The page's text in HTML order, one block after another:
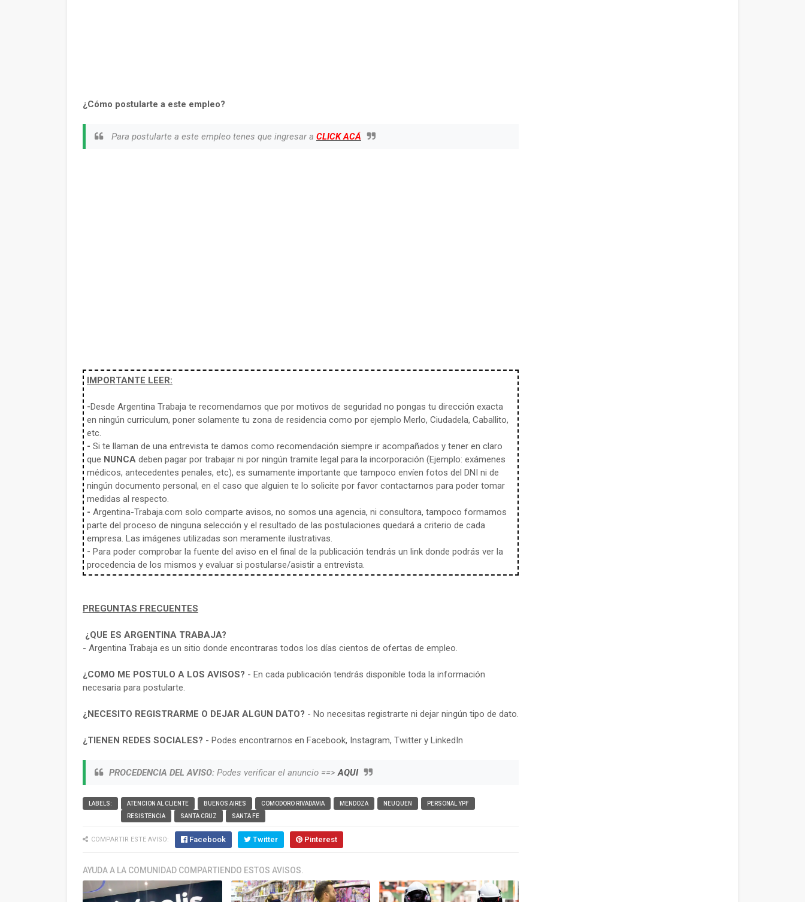
¿Cómo postularte a este empleo?
Para postularte a este empleo tenes que ingresar a CLICK ACÁ
IMPORTANTE LEER:
-Desde Argentina Trabaja te recomendamos que por motivos de seguridad no pongas tu dirección exacta
en ningún curriculum, poner solamente tu zona de residencia como por ejemplo Merlo, Ciudadela, Caballito,
etc.
- Si te llaman de una entrevista te damos como recomendación siempre ir acompañados y tener en claro
que NUNCA deben pagar por trabajar ni por ningún tramite legal para la incorporación (Ejemplo: exámenes
médicos, antecedentes penales, etc), es sumamente importante que tampoco envíen fotos del DNI ni de
ningún documento personal, en el caso que alguien te lo solicite por favor contactarnos para poder tomar
medidas al respecto.
- Argentina-Trabaja.com solo comparte avisos, no somos una agencia, ni consultora, tampoco formamos
parte del proceso de ninguna selección y el resultado de las postulaciones quedará a criterio de cada
empresa. Las imágenes utilizadas son meramente ilustrativas.
- Para poder comprobar la fuente del aviso en el final de la publicación tendrás un link donde podrás ver la
procedencia de los mismos y evaluar si postularse/asistir a entrevista.
PREGUNTAS FRECUENTES
¿QUE ES ARGENTINA TRABAJA?
- Argentina Trabaja es un sitio donde encontraras todos los días cientos de ofertas de empleo.
¿COMO ME POSTULO A LOS AVISOS? - En cada publicación tendrás disponible toda la información
necesaria para postularte.
¿NECESITO REGISTRARME O DEJAR ALGUN DATO? - No necesitas registrarte ni dejar ningún tipo de dato.
¿TIENEN REDES SOCIALES? - Podes encontrarnos en Facebook, Instagram, Twitter y LinkedIn
PROCEDENCIA DEL AVISO: Podes verificar el anuncio ==>AQUI
LABELS: ATENCION AL CLIENTE BUENOS AIRES COMODORO RIVADAVIA MENDOZA NEUQUEN
PERSONAL YPF
RESISTENCIA
SANTA CRUZ SANTA FE
COMPARTIR ESTE AVISO: Facebook Twitter Pinterest
AYUDA A LA COMUNIDAD COMPARTIENDO ESTOS AVISOS.